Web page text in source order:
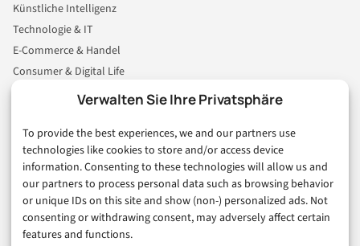
Verwalten Sie Ihre Privatsphäre
To provide the best experiences, we and our partners use
technologies like cookies to store and/or access device
information. Consenting to these technologies will allow us and
our partners to process personal data such as browsing behavior
or unique IDs on this site and show (non-) personalized ads. Not
consenting or withdrawing consent, may adversely affect certain
features and functions.
Künstliche Intelligenz
Technologie & IT
E-Commerce & Handel
Consumer & Digital Life
Business & Karriere
Sicherheit & Recht
Digitalisierung
Marketing
Magazin